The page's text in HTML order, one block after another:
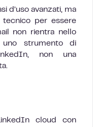
d’uso avanzati, ma
tecnico per essere
non rientra nello
uno strumento di
non una
cloud con